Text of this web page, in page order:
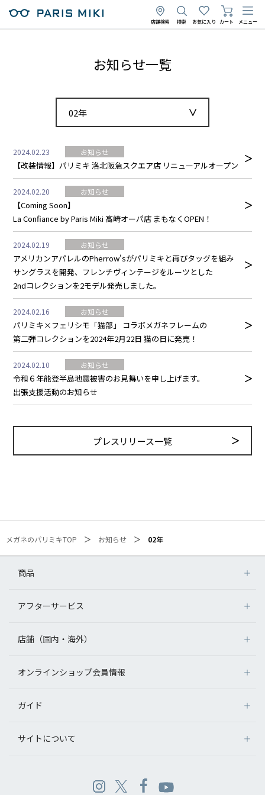
店舗検索 検索 お気に入り カート メニュー
お知らせ一覧
02年
2024.02.23 お知らせ
【改装情報】パリミキ 洛北阪急スクエア店 リニューアルオープン
2024.02.20 お知らせ
【Coming Soon】
La Confiance by Paris Miki 高崎オーパ店 まもなくOPEN！
2024.02.19 お知らせ
アメリカンアパレルのPherrow'sがパリミキと再びタッグを組み
サングラスを開発、フレンチヴィンテージをルーツとした
2ndコレクションを2モデル発売しました。
2024.02.16 お知らせ
パリミキ×フェリシモ「猫部」 コラボメガネフレームの
第二弾コレクションを2024年2月22日 猫の日に発売！
2024.02.10 お知らせ
令和６年能登半島地震被害のお⾒舞いを申し上げます。
出張支援活動のお知らせ
プレスリリース一覧
メガネのパリミキTOP お知らせ 02年
商品
アフターサービス
店舗（国内・海外）
オンラインショップ会員情報
ガイド
サイトについて